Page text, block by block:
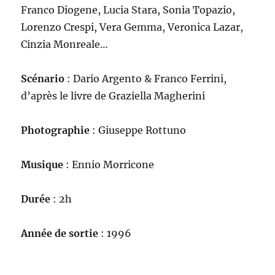
Franco Diogene, Lucia Stara, Sonia Topazio,
Lorenzo Crespi, Vera Gemma, Veronica Lazar,
Cinzia Monreale…
Scénario : Dario Argento & Franco Ferrini,
d’après le livre de Graziella Magherini
Photographie : Giuseppe Rottuno
Musique : Ennio Morricone
Durée : 2h
Année de sortie : 1996